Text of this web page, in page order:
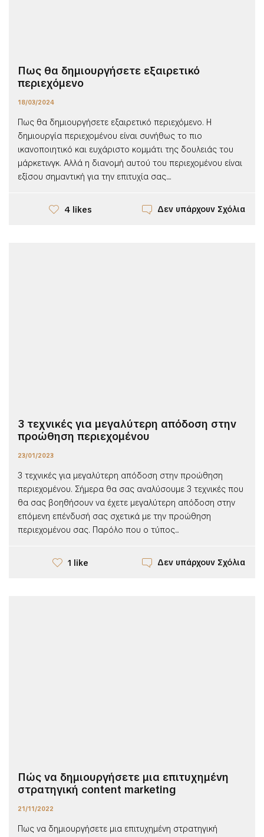
Πως θα δημιουργήσετε εξαιρετικό
περιεχόμενο
18/03/2024
Πως θα δημιουργήσετε εξαιρετικό περιεχόμενο. Η
δημιουργία περιεχομένου είναι συνήθως το πιο
ικανοποιητικό και ευχάριστο κομμάτι της δουλειάς του
μάρκετινγκ. Αλλά η διανομή αυτού του περιεχομένου είναι
εξίσου σημαντική για την επιτυχία σας....
4 likes Δεν υπάρχουν Σχόλια
3 τεχνικές για μεγαλύτερη απόδοση στην
προώθηση περιεχομένου
23/01/2023
3 τεχνικές για μεγαλύτερη απόδοση στην προώθηση
περιεχομένου. Σήμερα θα σας αναλύσουμε 3 τεχνικές που
θα σας βοηθήσουν να έχετε μεγαλύτερη απόδοση στην
επόμενη επένδυσή σας σχετικά με την προώθηση
περιεχομένου σας. Παρόλο που ο τύπος...
1 like Δεν υπάρχουν Σχόλια
Πώς να δημιουργήσετε μια επιτυχημένη
στρατηγική content marketing
21/11/2022
Πως να δημιουργήσετε μια επιτυχημένη στρατηγική